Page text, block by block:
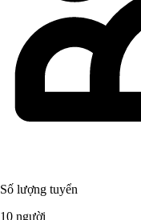
Số lượng tuyển
10 người